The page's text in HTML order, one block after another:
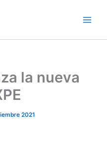
la nueva
2021